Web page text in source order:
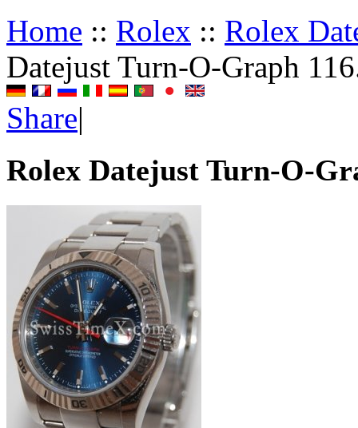
Home :: Rolex :: Rolex
Datejust Turn-O-Graph
Share|
Rolex Datejust Turn-O-